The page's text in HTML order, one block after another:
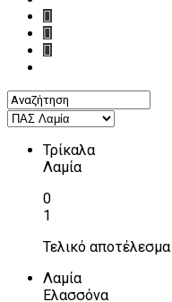
Τρίκαλα
Λαμία
0
1
Τελικό αποτέλεσμα
Λαμία
Ελασσόνα